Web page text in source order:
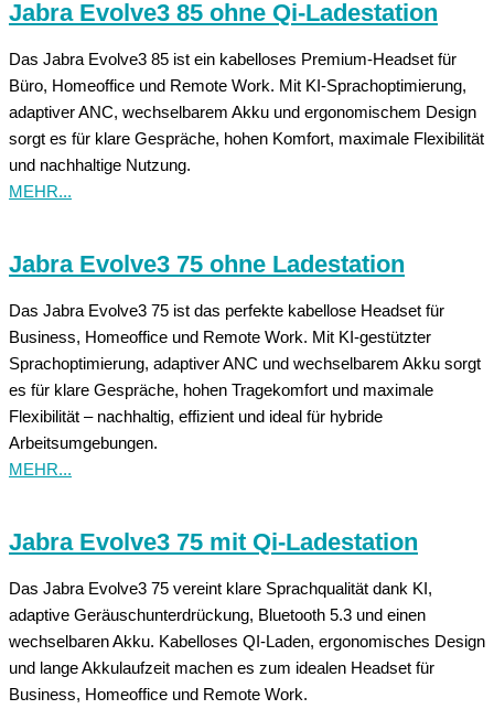
Jabra Evolve3 85 ohne Qi-Ladestation
Das Jabra Evolve3 85 ist ein kabelloses Premium-Headset für
Büro, Homeoffice und Remote Work. Mit KI-Sprachoptimierung,
adaptiver ANC, wechselbarem Akku und ergonomischem Design
sorgt es für klare Gespräche, hohen Komfort, maximale Flexibilität
und nachhaltige Nutzung.
MEHR...
Jabra Evolve3 75 ohne Ladestation
Das Jabra Evolve3 75 ist das perfekte kabellose Headset für
Business, Homeoffice und Remote Work. Mit KI-gestützter
Sprachoptimierung, adaptiver ANC und wechselbarem Akku sorgt
es für klare Gespräche, hohen Tragekomfort und maximale
Flexibilität – nachhaltig, effizient und ideal für hybride
Arbeitsumgebungen.
MEHR...
Jabra Evolve3 75 mit Qi-Ladestation
Das Jabra Evolve3 75 vereint klare Sprachqualität dank KI,
adaptive Geräuschunterdrückung, Bluetooth 5.3 und einen
wechselbaren Akku. Kabelloses QI-Laden, ergonomisches Design
und lange Akkulaufzeit machen es zum idealen Headset für
Business, Homeoffice und Remote Work.